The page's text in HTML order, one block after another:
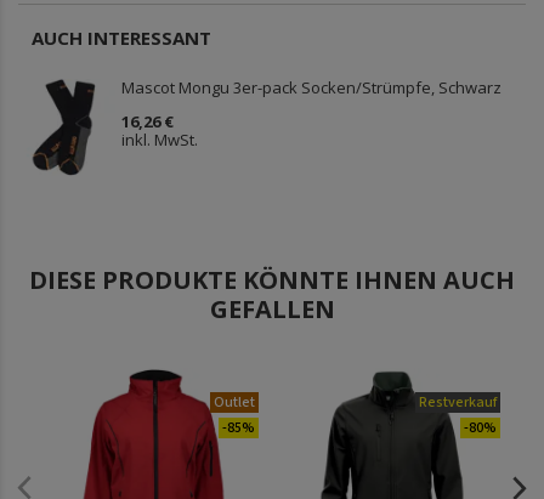
AUCH INTERESSANT
Mascot Mongu 3er-pack Socken/Strümpfe, Schwarz
16,26 €
inkl. MwSt.
DIESE PRODUKTE KÖNNTE IHNEN AUCH
GEFALLEN
Outlet
-85%
Restverkauf
-80%